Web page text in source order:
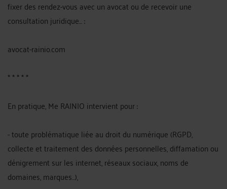
fixer des rendez-vous avec un avocat ou de recevoir une
consultation juridique... :
avocat-rainio.com
* * * * *
En pratique, Me RAINIO intervient pour :
- toute problématique liée au droit du numérique (RGPD,
collecte et traitement des données personnelles, diffamation ou
dénigrement sur les internet, réseaux sociaux, noms de
domaines, marques...),